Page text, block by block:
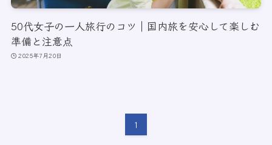
50代女子の一人旅行のコツ｜国内旅を安心して楽しむ
準備と注意点
2025年7月20日
1